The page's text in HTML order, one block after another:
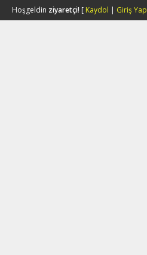
Hoşgeldin ziyaretçi! [ Kaydol | Giriş Yap